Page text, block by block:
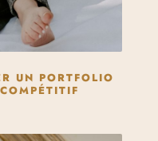
UN PORTFOLIO